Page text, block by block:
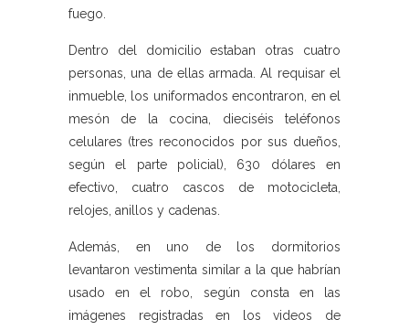
fuego.
Dentro del domicilio estaban otras cuatro
personas, una de ellas armada. Al requisar el
inmueble, los uniformados encontraron, en el
mesón de la cocina, dieciséis teléfonos
celulares (tres reconocidos por sus dueños,
según el parte policial), 630 dólares en
efectivo, cuatro cascos de motocicleta,
relojes, anillos y cadenas.
Además, en uno de los dormitorios
levantaron vestimenta similar a la que habrían
usado en el robo, según consta en las
imágenes registradas en los videos de